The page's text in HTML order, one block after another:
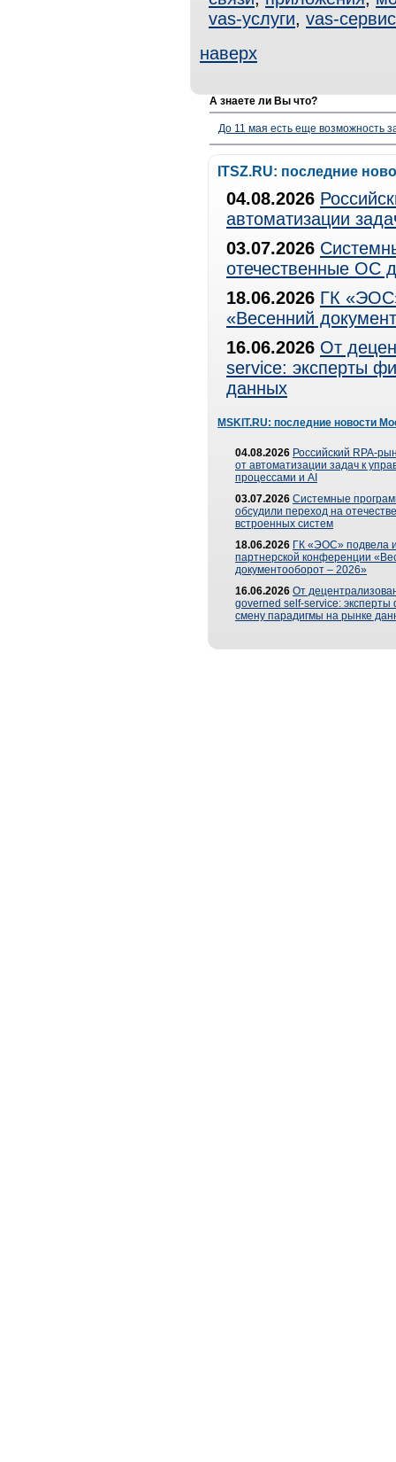
vas-услуги, vas-
наверх
А знаете ли Вы что?
До 11 мая есть еще возможность
ITSZ.RU: последние
04.08.2026
автоматизации
03.07.2026
отечественные ОС
18.06.2026 ГК
«Весенний
16.06.2026 От
service: эксперты
данных
MSKIT.RU: последние новости
04.08.2026 Российский RPA-
от автоматизации задач к
процессами и AI
03.07.2026 Системные
обсудили переход на
встроенных систем
18.06.2026 ГК «ЭОС» подвела
партнерской конференции
документооборот – 2026»
16.06.2026 От
governed self-service: эксперты
смену парадигмы на рынке